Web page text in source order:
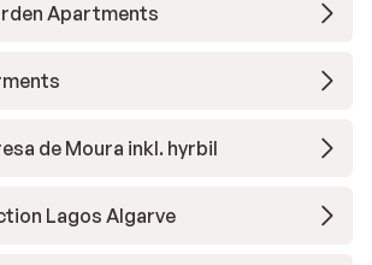
Apartments
de Moura inkl. hyrbil
Lagos Algarve